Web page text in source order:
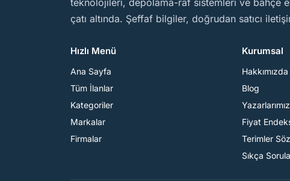
teknolojileri, depolama-raf sistemleri ve bahçe
çatı altında. Şeffaf bilgiler, doğrudan satıcı
Hızlı Menü
Ana Sayfa
Tüm İlanlar
Kategoriler
Markalar
Firmalar
Kurumsal
Hakkımızda
Blog
Yazarlarımız
Fiyat
Terimler
Sıkça